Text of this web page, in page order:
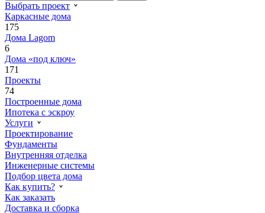
Выбрать проект
Каркасные дома
175
Дома Lagom
6
Дома «под ключ»
171
Проекты
74
Построенные дома
Ипотека с эскроу
Услуги
Проектирование
Фундаменты
Внутренняя отделка
Инженерные системы
Подбор цвета дома
Как купить?
Как заказать
Доставка и сборка